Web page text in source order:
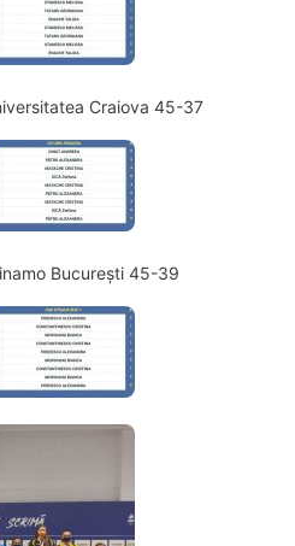
Craiova 45-37
București 45-39